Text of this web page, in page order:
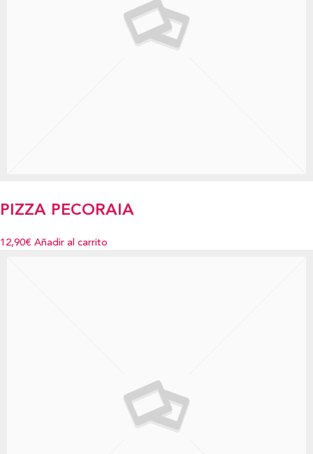
PIZZA PECORAIA
12,90€ Añadir al carrito